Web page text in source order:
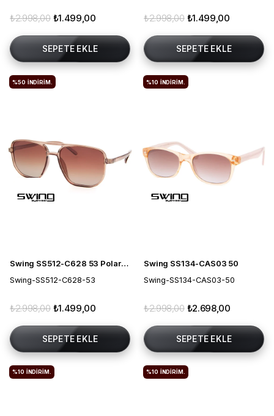
₺1.499,00
₺2.998,00
SEPETE EKLE
₺1.499,00
₺2.998,00
SEPETE EKLE
Swing SS512-C628 53 Polarize Erkek Güneş Gözlüğü
Swing-SS512-C628-53
₺1.499,00
₺2.998,00
SEPETE EKLE
%50 İNDIRIM.
Swing SS134-CAS03 50
Swing-SS134-CAS03-50
₺2.698,00
₺2.998,00
SEPETE EKLE
%10 İNDIRIM.
%10 İNDIRIM. %10 İNDIRIM.